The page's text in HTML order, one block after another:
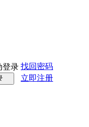
登录 找回密码
立即注册